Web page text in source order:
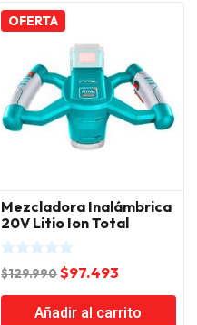
OFERTA
Mezcladora Inalámbrica
20V Litio Ion Total
$129.990El
precio
original
$97.493
precio
actual
Añadir al carrito